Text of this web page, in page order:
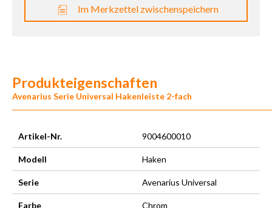
Im Merkzettel zwischenspeichern
Produkteigenschaften
Avenarius Serie Universal Hakenleiste 2-fach
Artikel-Nr. 9004600010
Modell Haken
Serie Avenarius Universal
Farbe Chrom